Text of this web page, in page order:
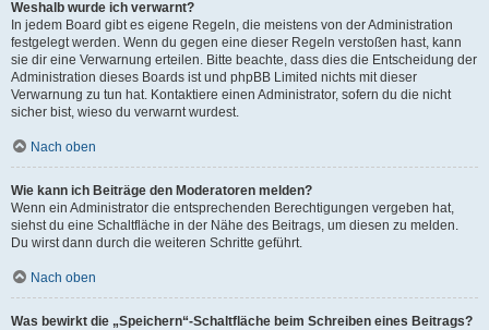
Weshalb wurde ich verwarnt?
In jedem Board gibt es eigene Regeln, die meistens von der Administration
festgelegt werden. Wenn du gegen eine dieser Regeln verstoßen hast, kann
sie dir eine Verwarnung erteilen. Bitte beachte, dass dies die Entscheidung der
Administration dieses Boards ist und phpBB Limited nichts mit dieser
Verwarnung zu tun hat. Kontaktiere einen Administrator, sofern du die nicht
sicher bist, wieso du verwarnt wurdest.
Nach oben
Wie kann ich Beiträge den Moderatoren melden?
Wenn ein Administrator die entsprechenden Berechtigungen vergeben hat,
siehst du eine Schaltfläche in der Nähe des Beitrags, um diesen zu melden.
Du wirst dann durch die weiteren Schritte geführt.
Nach oben
Was bewirkt die „Speichern“-Schaltfläche beim Schreiben eines Beitrags?